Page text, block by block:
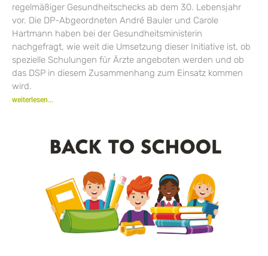
regelmäßiger Gesundheitschecks ab dem 30. Lebensjahr
vor. Die DP-Abgeordneten André Bauler und Carole
Hartmann haben bei der Gesundheitsministerin
nachgefragt, wie weit die Umsetzung dieser Initiative ist, ob
spezielle Schulungen für Ärzte angeboten werden und ob
das DSP in diesem Zusammenhang zum Einsatz kommen
wird.
weiterlesen...